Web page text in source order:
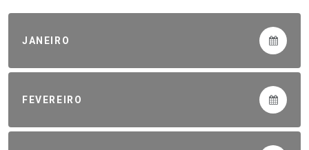
JANEIRO
FEVEREIRO